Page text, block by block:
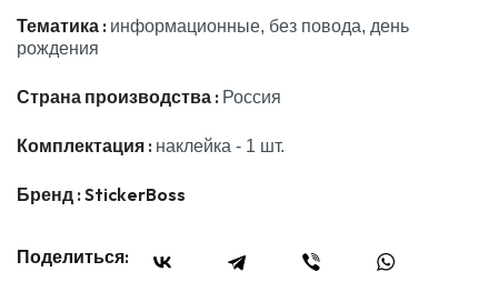
Тематика : информационные, без повода, день
рождения
Страна производства : Россия
Комплектация : наклейка - 1 шт.
Бренд :StickerBoss
Поделиться: